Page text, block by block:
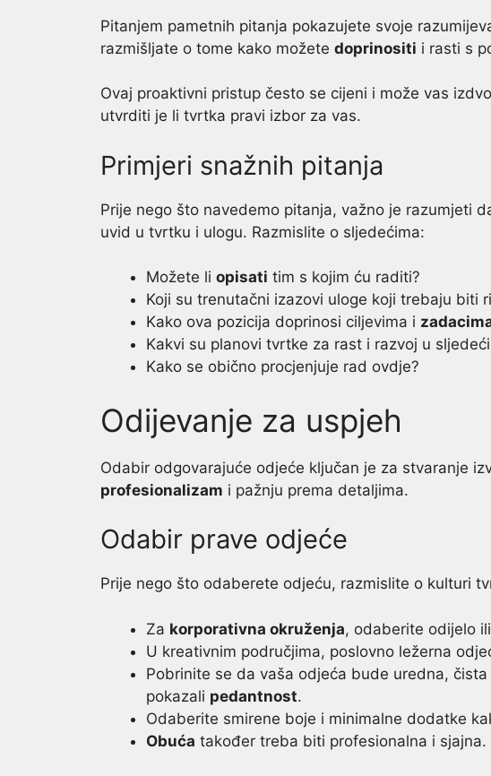
Pitanjem pametnih pitanja pokazujete svoje
razmišljate o tome kako možete doprinositi i rasti s
Ovaj proaktivni pristup često se cijeni i može vas
utvrditi je li tvrtka pravi izbor za vas.
Primjeri snažnih pitanja
Prije nego što navedemo pitanja, važno je razumjeti
uvid u tvrtku i ulogu. Razmislite o sljedećima:
Možete li opisati tim s kojim ću raditi?
Koji su trenutačni izazovi uloge koji trebaju biti
Kako ova pozicija doprinosi ciljevima i
Kakvi su planovi tvrtke za rast i razvoj u
Kako se obično procjenjuje rad ovdje?
Odijevanje za uspjeh
Odabir odgovarajuće odjeće ključan je za stvaranje
profesionalizam i pažnju prema detaljima.
Odabir prave odjeće
Prije nego što odaberete odjeću, razmislite o kulturi
Za korporativna okruženja, odaberite odijelo
U kreativnim područjima, poslovno ležerna
Pobrinite se da vaša odjeća bude uredna,
pokazali pedantnost.
Odaberite smirene boje i minimalne dodatke
Obuća također treba biti profesionalna i sjajna.